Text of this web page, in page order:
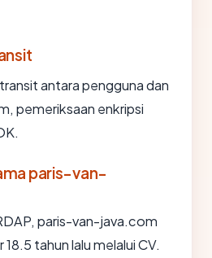
antara pengguna dan
pemeriksaan enkripsi
paris-van-
paris-van-java.com
tahun lalu melalui CV.